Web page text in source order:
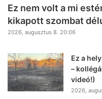
Ez nem volt a mi
kikapott szombat
2026, augusztus 8. 20:06
Ez a
–
videó!)
2026,